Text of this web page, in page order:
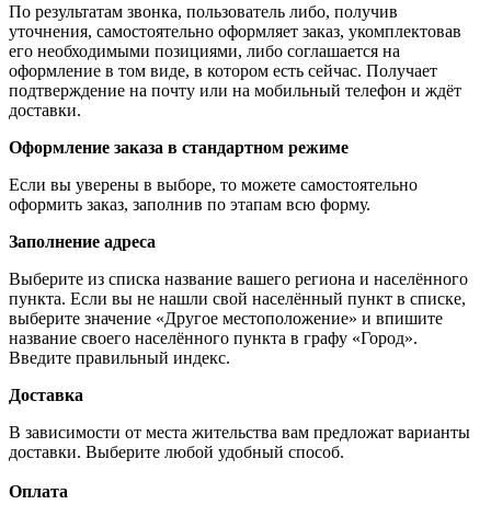
По результатам звонка, пользователь либо, получив
уточнения, самостоятельно оформляет заказ, укомплектовав
его необходимыми позициями, либо соглашается на
оформление в том виде, в котором есть сейчас. Получает
подтверждение на почту или на мобильный телефон и ждёт
доставки.
Оформление заказа в стандартном режиме
Если вы уверены в выборе, то можете самостоятельно
оформить заказ, заполнив по этапам всю форму.
Заполнение адреса
Выберите из списка название вашего региона и населённого
пункта. Если вы не нашли свой населённый пункт в списке,
выберите значение «Другое местоположение» и впишите
название своего населённого пункта в графу «Город».
Введите правильный индекс.
Доставка
В зависимости от места жительства вам предложат варианты
доставки. Выберите любой удобный способ.
Оплата